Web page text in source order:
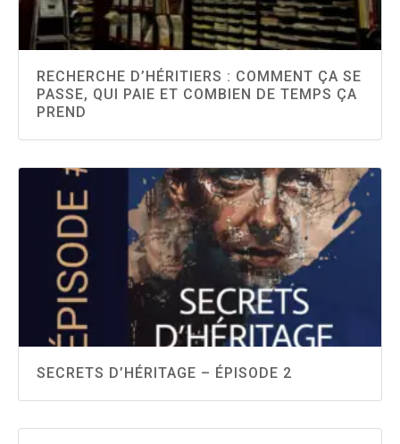
RECHERCHE D’HÉRITIERS : COMMENT ÇA SE
PASSE, QUI PAIE ET COMBIEN DE TEMPS ÇA
PREND
SECRETS D’HÉRITAGE – ÉPISODE 2